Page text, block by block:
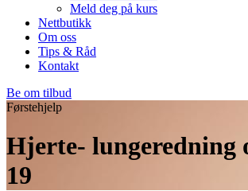
Meld deg på kurs
Nettbutikk
Om oss
Tips & Råd
Kontakt
Be om tilbud
Førstehjelp
Hjerte- lungeredning
19